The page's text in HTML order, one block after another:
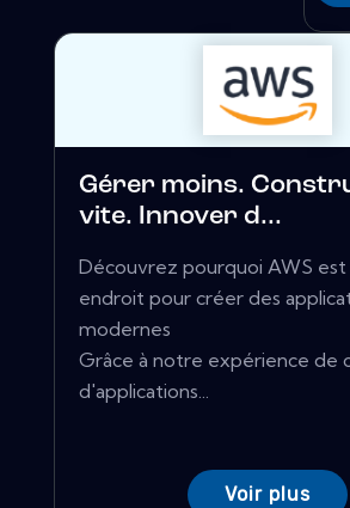
Gérer moins.
vite. Innover d...
Découvrez pourquoi AWS
endroit pour créer des
modernes
Grâce à notre expérience de
d'applications...
Voir plus